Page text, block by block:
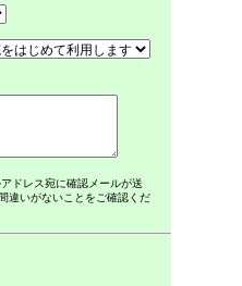
ドレス宛に確認メールが送
違いがないことをご確認くだ